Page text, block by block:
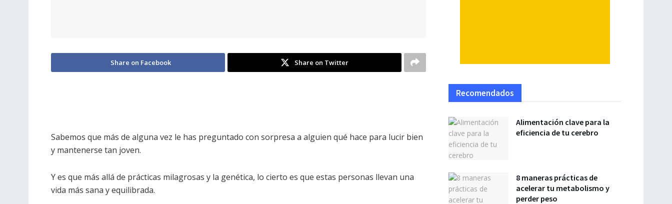
Share on Facebook Share on Twitter
Sabemos que más de alguna vez le has preguntado con sorpresa a alguien qué hace para lucir bien
y mantenerse tan joven.
Y es que más allá de prácticas milagrosas y la genética, lo cierto es que estas personas llevan una
vida más sana y equilibrada.
Recomendados
Alimentación clave para la
eficiencia de tu cerebro
8 maneras prácticas de
acelerar tu metabolismo y
perder peso